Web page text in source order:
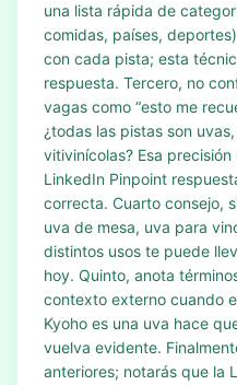
una lista rápida de
comidas, países,
con cada pista; esta
respuesta. Tercero, no
vagas como “esto me
¿todas las pistas son
vitivinícolas? Esa
LinkedIn Pinpoint
correcta. Cuarto consejo,
uva de mesa, uva para
distintos usos te puede
hoy. Quinto, anota
contexto externo cuando
Kyoho es una uva hace
vuelva evidente.
anteriores; notarás que la